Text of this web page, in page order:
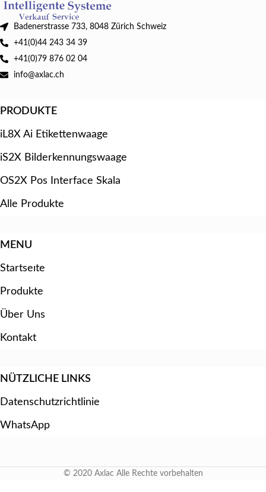
Badenerstrasse 733, 8048 Zürich Schweiz
+41(0)44 243 34 39
+41(0)79 876 02 04
info@axlac.ch
PRODUKTE
iL8X Ai Etikettenwaage
iS2X Bilderkennungswaage
OS2X Pos Interface Skala
Alle Produkte
MENU
Startseıte
Produkte
Über Uns
Kontakt
NÜTZLICHE LINKS
Datenschutzrichtlinie
WhatsApp
© 2020 Axlac Alle Rechte vorbehalten